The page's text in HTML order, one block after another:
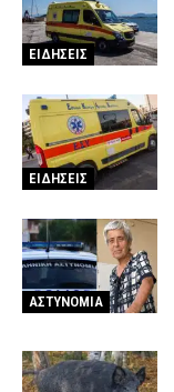
ΕΙΔΗΣΕΙΣ
ΕΙΔΗΣΕΙΣ
ΑΣΤΥΝΟΜΙΑ